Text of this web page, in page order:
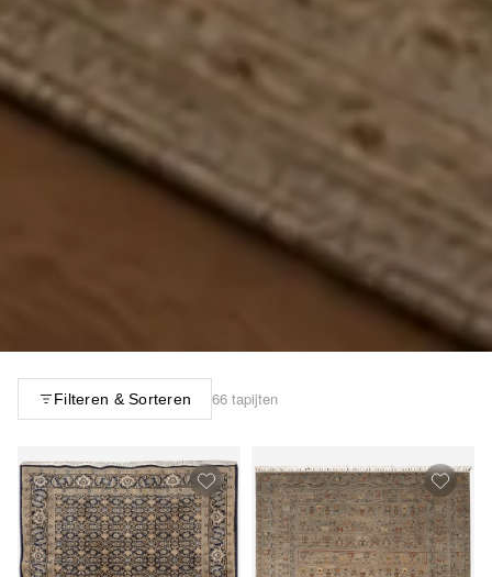
Filteren & Sorteren 66 tapijten